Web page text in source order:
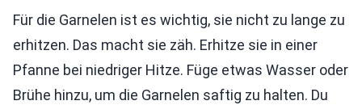
Für die Garnelen ist es wichtig, sie nicht zu lange zu
erhitzen. Das macht sie zäh. Erhitze sie in einer
Pfanne bei niedriger Hitze. Füge etwas Wasser oder
Brühe hinzu, um die Garnelen saftig zu halten. Du